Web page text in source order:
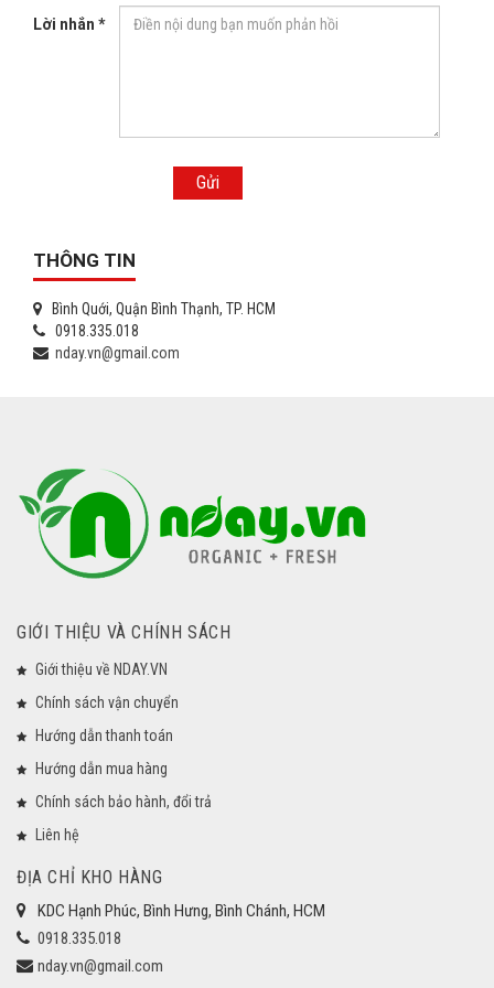
Lời nhắn *
Gửi
THÔNG TIN
Bình Quới, Quận Bình Thạnh, TP. HCM
0918.335.018
nday.vn@gmail.com
GIỚI THIỆU VÀ CHÍNH SÁCH
Giới thiệu về NDAY.VN
Chính sách vận chuyển
Hướng dẫn thanh toán
Hướng dẫn mua hàng
Chính sách bảo hành, đổi trả
Liên hệ
ĐỊA CHỈ KHO HÀNG
KDC Hạnh Phúc, Bình Hưng, Bình Chánh, HCM
0918.335.018
nday.vn@gmail.com